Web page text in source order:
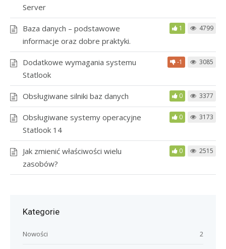
Server
Baza danych – podstawowe
informacje oraz dobre praktyki.
1 4799
Dodatkowe wymagania systemu
Statlook
-1 3085
Obsługiwane silniki baz danych 0 3377
Obsługiwane systemy operacyjne
Statlook 14
0 3173
Jak zmienić właściwości wielu
zasobów?
0 2515
Kategorie
2
Nowości